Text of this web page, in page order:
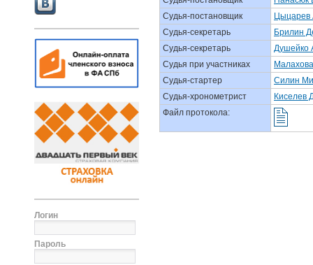
Логин
Пароль
Судья-постановщик
Цыцарев
Судья-секретарь
Брилин
Судья-секретарь
Душейко
Судья при участниках
Судья-стартер
Силин
Судья-хронометрист
Киселев
Файл протокола: